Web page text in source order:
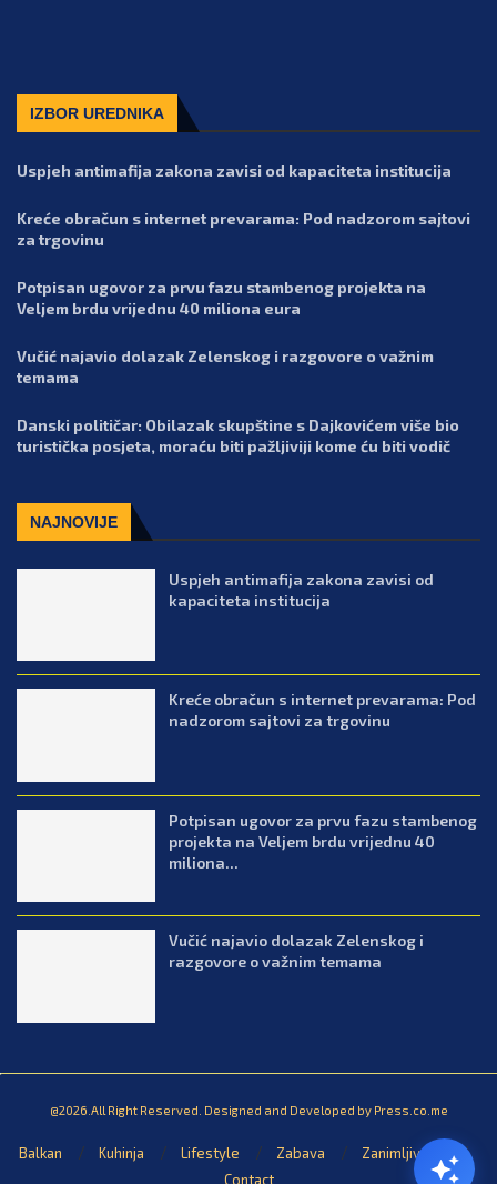
IZBOR UREDNIKA
Uspjeh antimafija zakona zavisi od kapaciteta institucija
Kreće obračun s internet prevarama: Pod nadzorom sajtovi
za trgovinu
Potpisan ugovor za prvu fazu stambenog projekta na
Veljem brdu vrijednu 40 miliona eura
Vučić najavio dolazak Zelenskog i razgovore o važnim
temama
Danski političar: Obilazak skupštine s Dajkovićem više bio
turistička posjeta, moraću biti pažljiviji kome ću biti vodič
NAJNOVIJE
Uspjeh antimafija zakona zavisi od
kapaciteta institucija
Kreće obračun s internet prevarama: Pod
nadzorom sajtovi za trgovinu
Potpisan ugovor za prvu fazu stambenog
projekta na Veljem brdu vrijednu 40
miliona...
Vučić najavio dolazak Zelenskog i
razgovore o važnim temama
@2026.All Right Reserved. Designed and Developed by Press.co.me
Balkan Kuhinja Lifestyle Zabava
Zanimljivosti
Contact